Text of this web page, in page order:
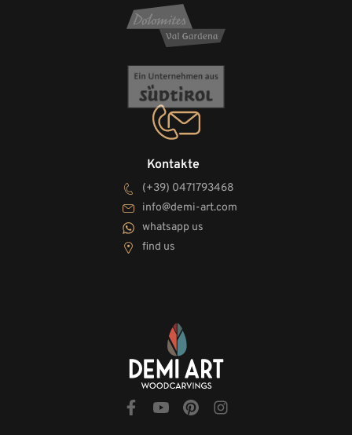
Kontakte
(+39) 0471793468
info@demi-art.com
whatsapp us
find us